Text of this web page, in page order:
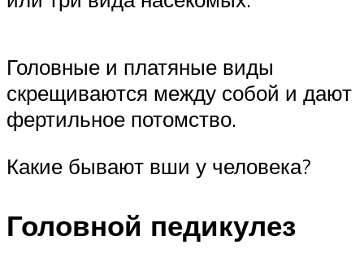
Головные и платяные виды
скрещиваются между собой и дают
фертильное потомство.
Какие бывают вши у человека?
Головной педикулез